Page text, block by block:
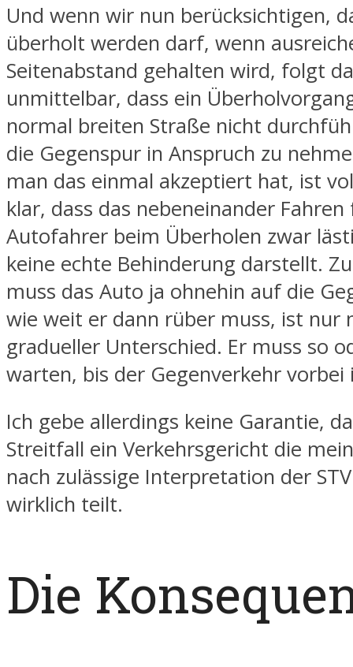
Und wenn wir nun berücksichtigen,
überholt werden darf, wenn
Seitenabstand gehalten wird, folgt
unmittelbar, dass ein
normal breiten Straße nicht
die Gegenspur in Anspruch zu
man das einmal akzeptiert hat, ist
klar, dass das nebeneinander
Autofahrer beim Überholen zwar
keine echte Behinderung darstellt.
muss das Auto ja ohnehin auf die
wie weit er dann rüber muss, ist nur
gradueller Unterschied. Er muss so
warten, bis der Gegenverkehr vorbei
Ich gebe allerdings keine Garantie,
Streitfall ein Verkehrsgericht die
nach zulässige Interpretation der
wirklich teilt.
Die